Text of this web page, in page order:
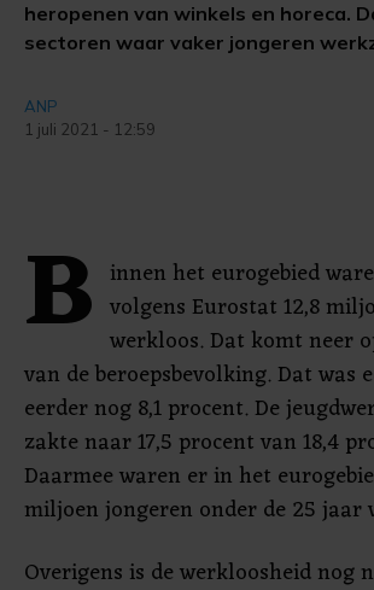
heropenen van winkels en horeca.
sectoren waar vaker jongeren
ANP
1 juli 2021 - 12:59
B innen het eurogebied
volgens Eurostat 12,8
werkloos. Dat komt neer
van de beroepsbevolking. Dat was
eerder nog 8,1 procent. De
zakte naar 17,5 procent van 18,4
Daarmee waren er in het
miljoen jongeren onder de 25 jaar
Overigens is de werkloosheid nog